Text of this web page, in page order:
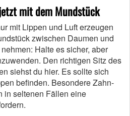
mit dem Mundstück
mit Lippen und Luft erzeugen
zwischen Daumen und
Halte es sicher, aber
Den richtigen Sitz des
siehst du hier. Es sollte sich
befinden. Besondere Zahn-
in seltenen Fällen eine